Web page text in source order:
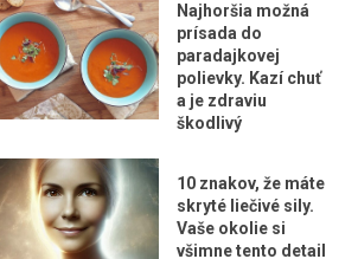
Najhoršia možná
prísada do
paradajkovej
polievky. Kazí chuť
a je zdraviu
škodlivý
10 znakov, že máte
skryté liečivé sily.
Vaše okolie si
všimne tento detail